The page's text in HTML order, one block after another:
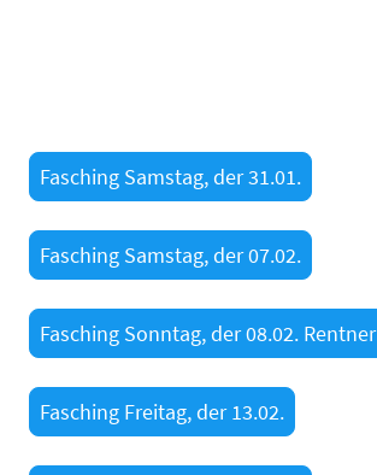
Fasching Samstag, der 31.01.
Fasching Samstag, der 07.02.
Fasching Sonntag, der 08.02. Rentner
Fasching Freitag, der 13.02.